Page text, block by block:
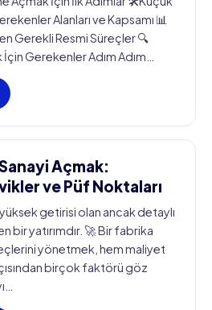
Alanları ve Kapsamı 📊
Gerekli Resmi Süreçler 🔍
Gerekenler Adım Adım…
Açmak:
ve Püf Noktaları
getirisi olan ancak detaylı
bir yatırımdır. 🚀 Bir fabrika
yönetmek, hem maliyet
birçok faktörü göz